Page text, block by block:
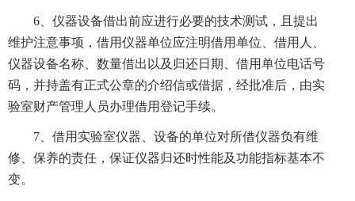
6、仪器设备借出前应进行必要的技术测试，且提出
维护注意事项，借用仪器单位应注明借用单位、借用人、
仪器设备名称、数量借出以及归还日期、借用单位电话号
码，并持盖有正式公章的介绍信或借据，经批准后，由实
验室财产管理人员办理借用登记手续。
7、借用实验室仪器、设备的单位对所借仪器负有维
修、保养的责任，保证仪器归还时性能及功能指标基本不
变。